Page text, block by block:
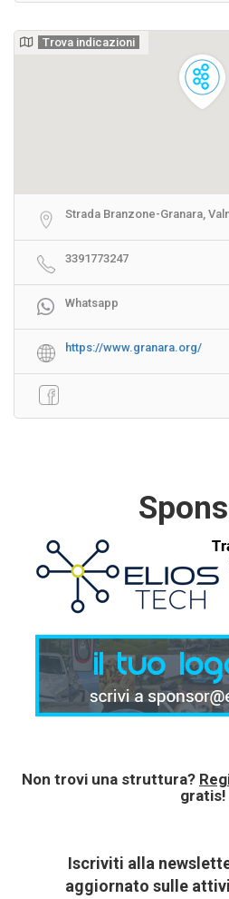
Trova indicazioni
Strada Branzone-Granara,
3391773247
Whatsapp
https://www.granara.org/
Non trovi una struttura?
gratis!
Iscriviti alla
aggiornato sulle